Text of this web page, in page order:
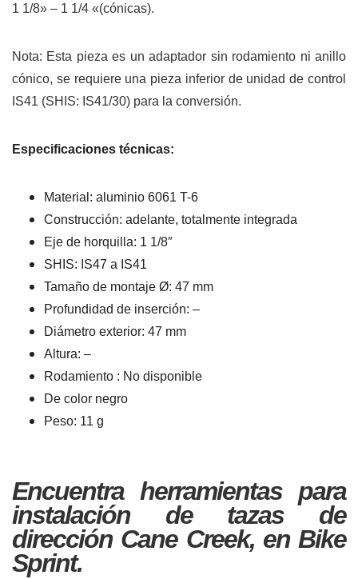
1 1/8» – 1 1/4 «(cónicas).
Nota: Esta pieza es un adaptador sin rodamiento ni anillo
cónico, se requiere una pieza inferior de unidad de control
IS41 (SHIS: IS41/30) para la conversión.
Especificaciones técnicas:
Material: aluminio 6061 T-6
Construcción: adelante, totalmente integrada
Eje de horquilla: 1 1/8″
SHIS: IS47 a IS41
Tamaño de montaje Ø: 47 mm
Profundidad de inserción: –
Diámetro exterior: 47 mm
Altura: –
Rodamiento : No disponible
De color negro
Peso: 11 g
Encuentra herramientas para
instalación de tazas de
dirección Cane Creek, en Bike
Sprint.